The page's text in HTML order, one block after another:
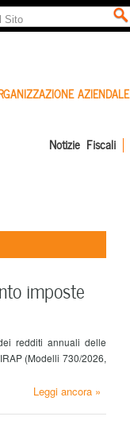
AZIENDALE
Notizie Fiscali
imposte
redditi annuali delle
(Modelli 730/2026,
Leggi ancora »